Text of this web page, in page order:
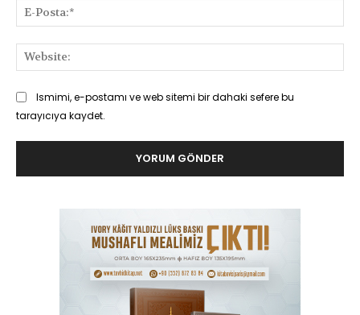
Ismimi, e-postamı ve web sitemi bir dahaki sefere bu
tarayıcıya kaydet.